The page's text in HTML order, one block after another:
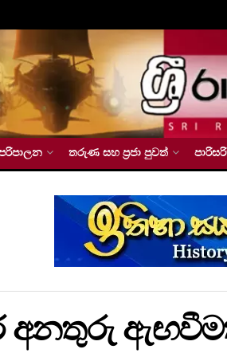
තරුණ සහ ප්‍රජා පුවත්
අනතුරු